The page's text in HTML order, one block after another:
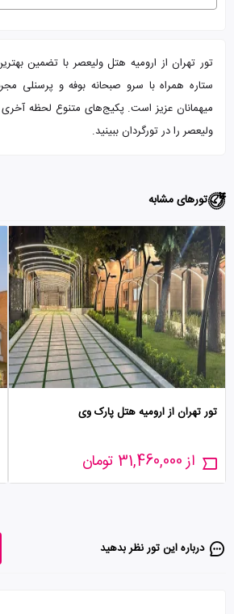
ستاره همراه با سرو صبحانه بوفه و پرسنلی
میهمانان عزیز است. پکیج‌های متنوع لحظه آخری
ولیعصر را در تورگردان ببینید.
تورهای مشابه
تور تهران از ارومیه هتل پارک وی
از 31,460,000 تومان
درباره این تور‌ نظر بدهید